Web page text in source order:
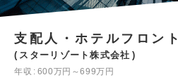
支配人・ホテルフロント
スターリゾート株式会社
年収
600万円～699万円